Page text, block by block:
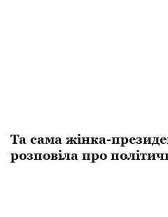
Та сама жінка-
розповіла про